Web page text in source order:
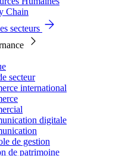
Chain
secteurs
secteur
international
digitale
de gestion
de patrimoine